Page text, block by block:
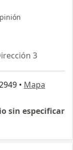
3
• Mapa
sin especificar